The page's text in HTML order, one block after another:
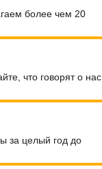
более чем 20
что говорят о нас
за целый год до